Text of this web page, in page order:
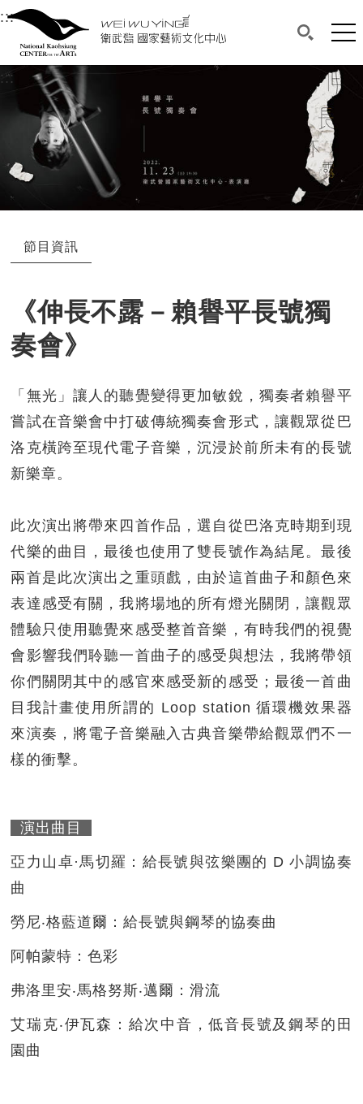
衛武營國家藝術文化中心
中央內容區塊，為本頁主要內容區。
:::選單連結區塊，此區塊列有本網站主要連結。
衛武營國家藝術文化中心
搜尋(開
網
::: 中央內容區塊，為本頁主要內容區。
節目資訊
《伸長不露－賴譽平長號獨
奏會》
「無光」讓人的聽覺變得更加敏銳，獨奏者賴譽平
嘗試在音樂會中打破傳統獨奏會形式，讓觀眾從巴
洛克橫跨至現代電子音樂，沉浸於前所未有的長號
新樂章。
此次演出將帶來四首作品，選自從巴洛克時期到現
代樂的曲目，最後也使用了雙長號作為結尾。最後
兩首是此次演出之重頭戲，由於這首曲子和顏色來
表達感受有關，我將場地的所有燈光關閉，讓觀眾
體驗只使用聽覺來感受整首音樂，有時我們的視覺
會影響我們聆聽一首曲子的感受與想法，我將帶領
你們關閉其中的感官來感受新的感受；最後一首曲
目我計畫使用所謂的 Loop station 循環機效果器
來演奏，將電子音樂融入古典音樂帶給觀眾們不一
樣的衝擊。
演出曲目
亞力山卓·馬切羅：給長號與弦樂團的 D 小調協奏
曲
勞尼‧格藍道爾：給長號與鋼琴的協奏曲
阿帕蒙特：色彩
弗洛里安‧馬格努斯‧邁爾：滑流
艾瑞克‧伊瓦森：給次中音，低音長號及鋼琴的田
園曲